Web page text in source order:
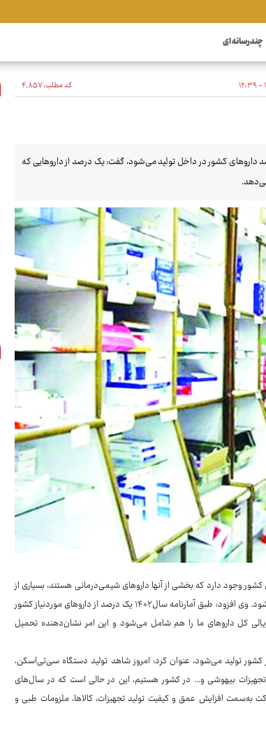
چندرسانه ای
کد مطلب:۴٬۸۵۷
بهداشت و رییس سازمان غذا و دارو با اشاره به اینکه ۹۹درصد داروهای کشور در داخل تولید می‌شود، گفت: یک درصد از داروهایی که
وجود دارد که بخشی از آنها داروهای شیمی‌درمانی هستند، بسیاری از
داروهای ضدسرطان در شرکت‌های داروسازی داخلی و با کیفیت بالا تولید می‌شود. وی افزود: طبق آمارنامه سال۱۴۰۲ یک درصد از داروهای موردنیاز کشور
می‌شود که همان یک درصد البته ۱۳درصد ارزش ریالی کل داروهای ما را هم شامل می‌شود و این امر نشان‌دهنده تحمیل
۴۰درصد تجهیزات پزشکی نیز در کشور تولید می‌شود، عنوان کرد: امروز شاهد تولید دستگاه سی‌تی‌اسکن،
بیهوشی و... در کشور هستیم، این در حالی است که در سال‌های
به‌سمت افزایش عمق و کیفیت تولید تجهیزات، کالاها، ملزومات طبی و